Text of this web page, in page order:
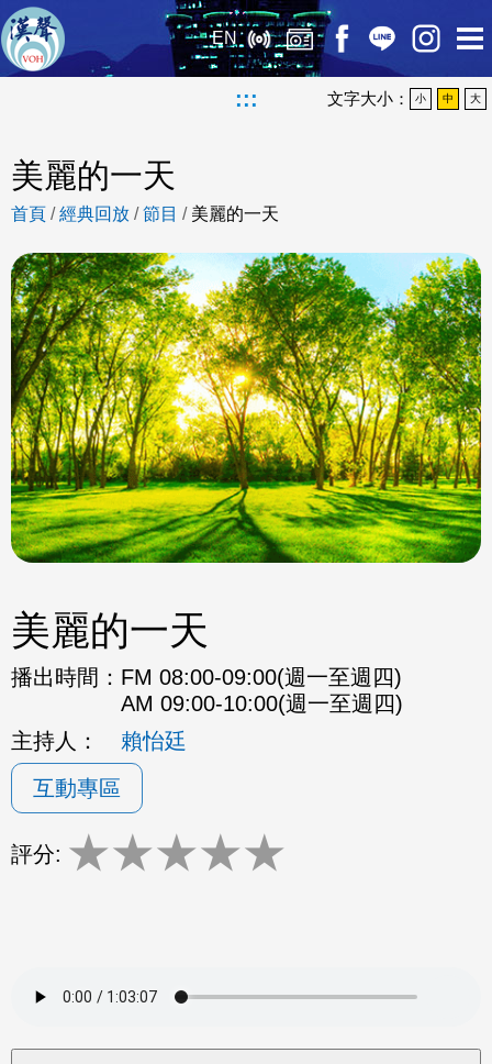
EN
::: 文字大小： 小 中 大
美麗的一天
首頁 /經典回放 /節目 / 美麗的一天
美麗的一天
播出時間： FM 08:00-09:00(週一至週四)
AM 09:00-10:00(週一至週四)
主持人：
賴怡廷
互動專區
評分: ★★★★★